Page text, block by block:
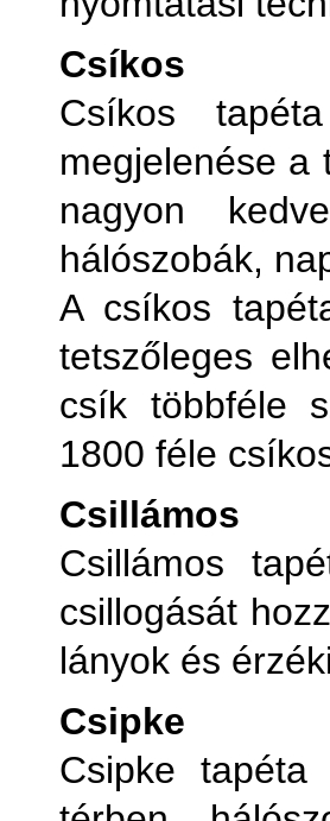
Csíkos
Csíkos
megjelenése a
nagyon
hálószobák,
A csíkos
tetszőleges
csík többféle
1800 féle
Csillámos
Csillámos
csillogását
lányok és
Csipke
Csipke